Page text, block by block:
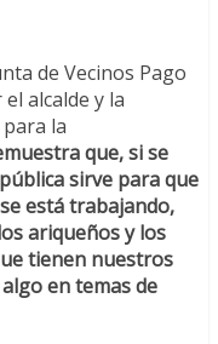
de Vecinos Pago
alcalde y la
la
que, si se
sirve para que
está trabajando,
ariqueños y los
tienen nuestros
en temas de